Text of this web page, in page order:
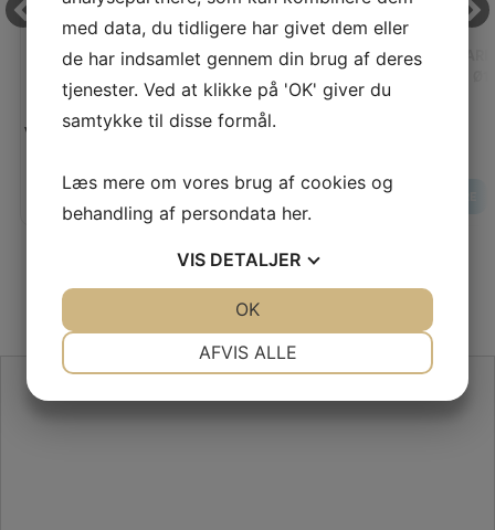
PRYM VARIO TOOL, JERSEY TRYKKNAP METAL
Ø12MM/20 STK. (GUL/GULD)
Vores pris:
LÆG I KURV
PRYM
med data, du tidligere har givet dem eller
de har indsamlet gennem din brug af deres
tjenester. Ved at klikke på 'OK' giver du
samtykke til disse formål.
Læs mere om vores brug af cookies og
behandling af persondata her.
VIS DETALJER
AFVIS ALLE
OK